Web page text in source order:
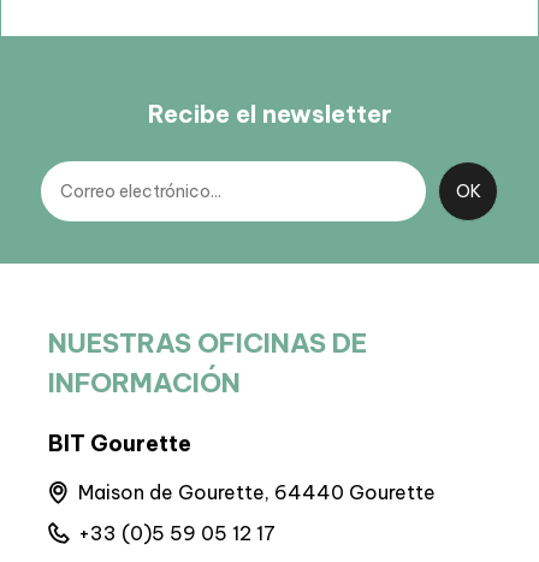
Recibe el newsletter
NUESTRAS OFICINAS DE
INFORMACIÓN
BIT Gourette
Maison de Gourette, 64440 Gourette
+33 (0)5 59 05 12 17